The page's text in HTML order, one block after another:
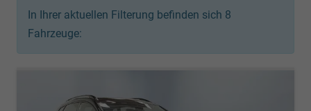
In Ihrer aktuellen Filterung befinden sich 8
Fahrzeuge: